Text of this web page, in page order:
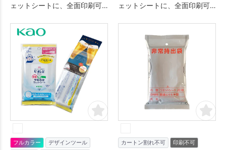
ェットシートに、全面印刷可
トした、手軽に配布できるプ
ロモーションアイテムです。
ェットシートに、全面印刷可
トした、手軽に配布できるプ
ロモーションアイテムです。
フルカラー
デザインツール
カートン割れ不可 印刷不可